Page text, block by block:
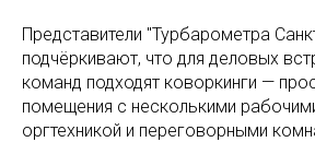
Представители "Турбарометра
подчёркивают, что для деловых
команд подходят коворкинги —
помещения с несколькими
оргтехникой и переговорными